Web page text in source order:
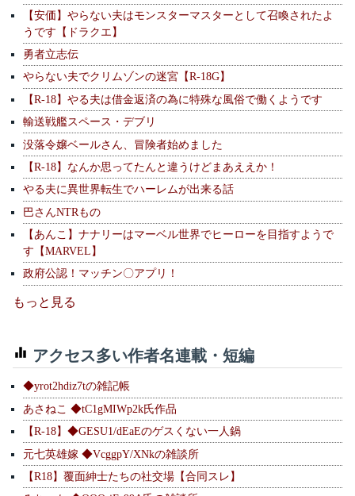
【安価】やらない夫はモンスターマスターとして召喚されたよ
うです【ドラクエ】
勇者立志伝
やらない夫でクリムゾンの迷宮【R-18G】
【R-18】やる夫は借金返済の為に特殊な風俗で働くようです
輸送戦艦スペース・デブリ
没落令嬢ベールさん、冒険者始めました
【R-18】なんか思ってたんと違うけどまあええか！
やる夫に異世界転生でハーレムが出来る話
巴さんNTRもの
【あんこ】ナナリーはマーベル世界でヒーローを目指すようで
す【MARVEL】
政府公認！マッチン〇アプリ！
もっと見る
アクセス多い作者名連載・短編
◆yrot2hdiz7tの雑記帳
あさねこ ◆tC1gMIWp2k氏作品
【R-18】◆GESU1/dEaEのゲスくない一人鍋
元七英雄嫁 ◆VcggpY/XNkの雑談所
【R18】覆面紳士たちの社交場【合同スレ】